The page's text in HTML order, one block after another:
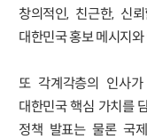
창의적인, 친근한, 신
대한민국 홍보 메시지
또 각계각층의 인사가
대한민국 핵심 가치를
정책 발표는 물론 국